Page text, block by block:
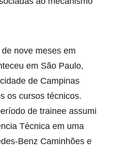
nove meses em
em São Paulo,
de Campinas
os cursos técnicos.
de trainee assumi
Técnica em uma
Benz Caminhões e